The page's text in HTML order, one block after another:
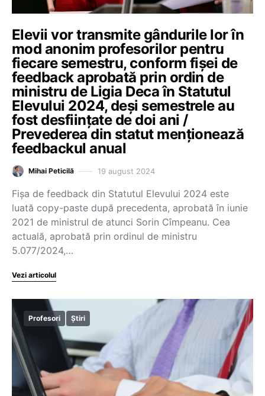
Elevii vor transmite gândurile lor în
mod anonim profesorilor pentru
fiecare semestru, conform fișei de
feedback aprobată prin ordin de
ministru de Ligia Deca în Statutul
Elevului 2024, deși semestrele au
fost desființate de doi ani /
Prevederea din statut menționează
feedbackul anual
Mihai Peticilă 19 august 2024
Fișa de feedback din Statutul Elevului 2024 este
luată copy-paste după precedenta, aprobată în iunie
2021 de ministrul de atunci Sorin Cîmpeanu. Cea
actuală, aprobată prin ordinul de ministru
5.077/2024,…
Vezi articolul
Profesori Știri